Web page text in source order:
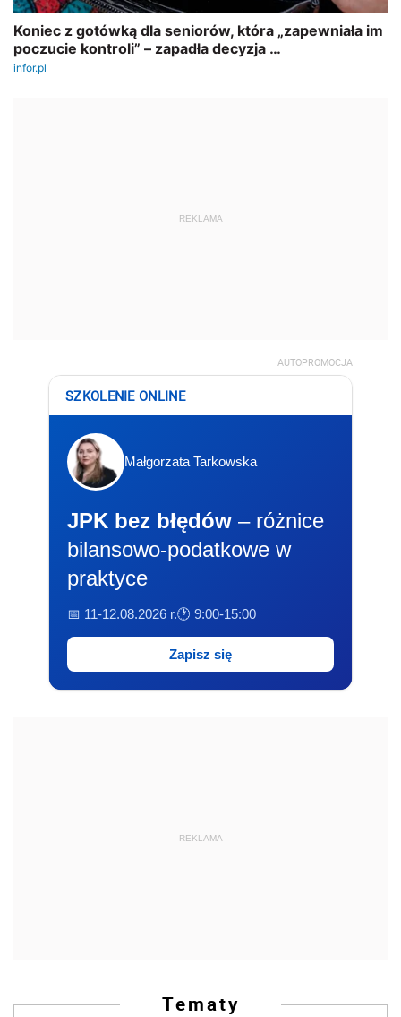
REKLAMA
AUTOPROMOCJA
SZKOLENIE ONLINE
Małgorzata Tarkowska
JPK bez błędów – różnice
bilansowo-podatkowe w
praktyce
📅 11-12.08.2026 r.🕐 9:00-15:00
Zapisz się
REKLAMA
Tematy